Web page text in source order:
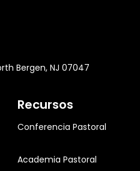
Bergen, NJ 07047
Recursos
Conferencia Pastoral
Academia Pastoral